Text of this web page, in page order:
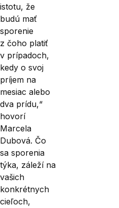
istotu, že
budú mať
sporenie
z čoho platiť
v prípadoch,
kedy o svoj
príjem na
mesiac alebo
dva prídu,“
hovorí
Marcela
Dubová. Čo
sa sporenia
týka, záleží na
vašich
konkrétnych
cieľoch,